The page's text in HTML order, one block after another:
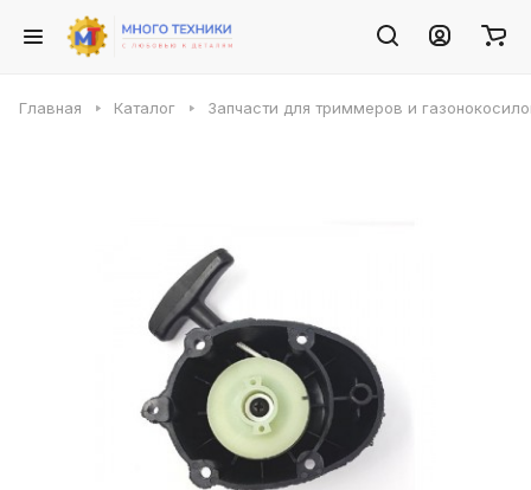
Главная Каталог Запчасти для триммеров и